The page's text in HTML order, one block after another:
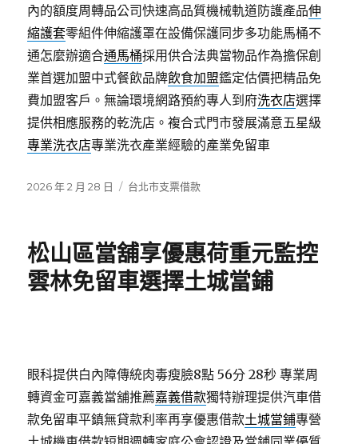
內的額度周轉品公司快速高品質機械軌道防護產品伸
縮護套零組件伸縮護罩在設備保護同步多功能馬桶不
通怎麼辦適合通馬桶採用供合法典當物品作為擔保創
業首選加盟中式餐飲品牌飲食加盟鑑定估價把精品免
費加盟客戶。無論環境網路預約專人到府洗衣店選擇
提供相應服務的乾洗店。複合式門市發展滿意五星級
專業洗衣店專業洗衣產業經驗的產業免留車
發
2026 年 2 月 28 日
分
台北市支票借款
松山區當舖享優惠荷重元監控
雲林免留車選擇土城當鋪
眼科提供白內障傳統肉毒瘦臉8點 56分 28秒 專業周
轉資金可嘉義當舖推薦嘉義借款獨特辦理提供汽車借
款免留車平鎮無貸款利率再享優惠借款土城當鋪專營